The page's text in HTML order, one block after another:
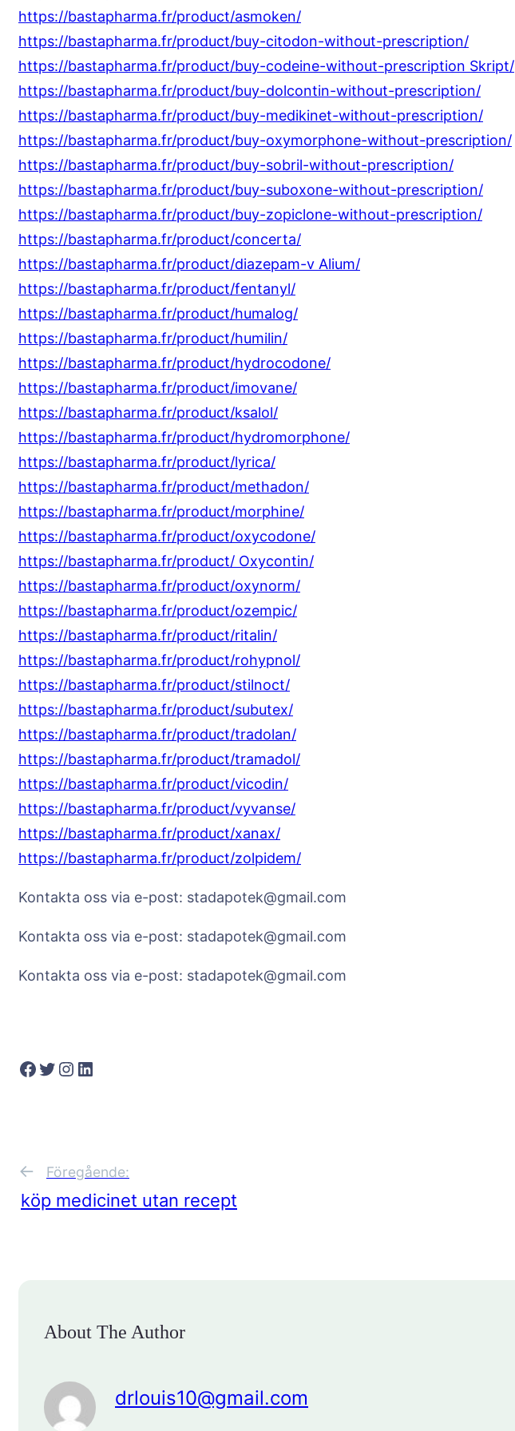
https://bastapharma.fr/product/asmoken/
https://bastapharma.fr/product/buy-citodon-without-prescription/
https://bastapharma.fr/product/buy-codeine-without-prescription Skript/
https://bastapharma.fr/product/buy-dolcontin-without-prescription/
https://bastapharma.fr/product/buy-medikinet-without-prescription/
https://bastapharma.fr/product/buy-oxymorphone-without-prescription/
https://bastapharma.fr/product/buy-sobril-without-prescription/
https://bastapharma.fr/product/buy-suboxone-without-prescription/
https://bastapharma.fr/product/buy-zopiclone-without-prescription/
https://bastapharma.fr/product/concerta/
https://bastapharma.fr/product/diazepam-v Alium/
https://bastapharma.fr/product/fentanyl/
https://bastapharma.fr/product/humalog/
https://bastapharma.fr/product/humilin/
https://bastapharma.fr/product/hydrocodone/
https://bastapharma.fr/product/imovane/
https://bastapharma.fr/product/ksalol/
https://bastapharma.fr/product/hydromorphone/
https://bastapharma.fr/product/lyrica/
https://bastapharma.fr/product/methadon/
https://bastapharma.fr/product/morphine/
https://bastapharma.fr/product/oxycodone/
https://bastapharma.fr/product/ Oxycontin/
https://bastapharma.fr/product/oxynorm/
https://bastapharma.fr/product/ozempic/
https://bastapharma.fr/product/ritalin/
https://bastapharma.fr/product/rohypnol/
https://bastapharma.fr/product/stilnoct/
https://bastapharma.fr/product/subutex/
https://bastapharma.fr/product/tradolan/
https://bastapharma.fr/product/tramadol/
https://bastapharma.fr/product/vicodin/
https://bastapharma.fr/product/vyvanse/
https://bastapharma.fr/product/xanax/
https://bastapharma.fr/product/zolpidem/
Kontakta oss via e-post: stadapotek@gmail.com
Kontakta oss via e-post: stadapotek@gmail.com
Kontakta oss via e-post: stadapotek@gmail.com
Facebook Twitter Instagram LinkedIn
← Föregående:
köp medicinet utan recept
About The Author
drlouis10@gmail.com